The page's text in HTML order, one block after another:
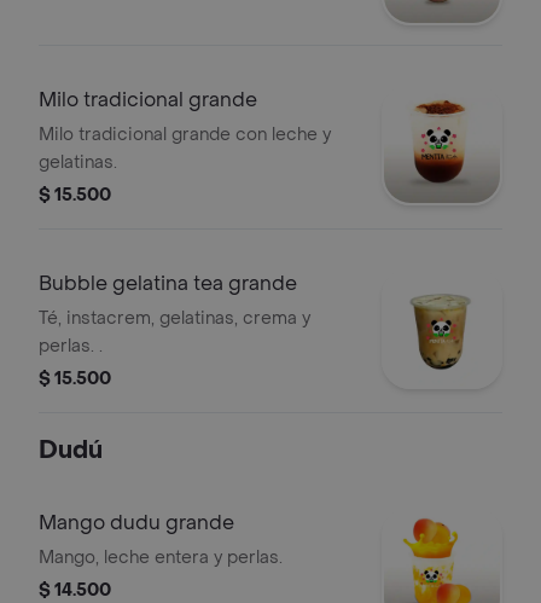
Milo tradicional grande
Milo tradicional grande con leche y
gelatinas.
$ 15.500
Bubble gelatina tea grande
Té, instacrem, gelatinas, crema y
perlas. .
$ 15.500
Dudú
Mango dudu grande
Mango, leche entera y perlas.
$ 14.500